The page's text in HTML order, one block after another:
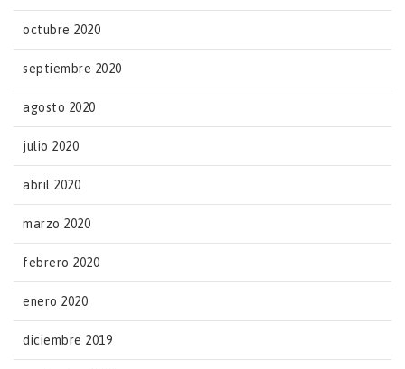
octubre 2020
septiembre 2020
agosto 2020
julio 2020
abril 2020
marzo 2020
febrero 2020
enero 2020
diciembre 2019